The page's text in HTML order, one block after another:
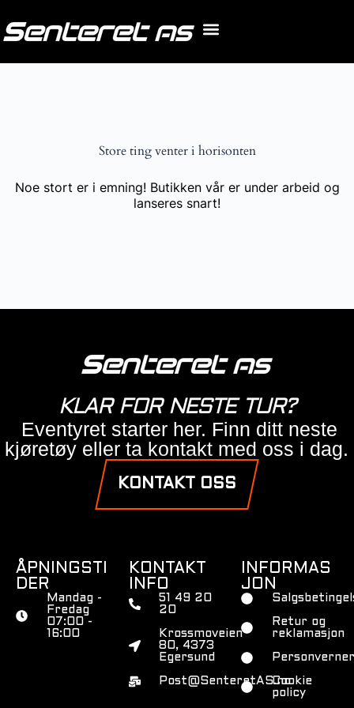
Store ting venter i horisonten
Noe stort er i emning! Butikken vår er under arbeid og
lanseres snart!
KLAR FOR NESTE TUR?
Eventyret starter her. Finn ditt neste
kjøretøy eller ta kontakt med oss i dag.
KONTAKT OSS
ÅPNINGSTI
DER
Mandag -
Fredag
07:00 -
16:00
KONTAKT
INFO
51 49 20
20
Krossmoveien
80, 4373
Egersund
Post@SenteretAS.no
INFORMAS
JON
Retur og
reklamasjon
Cookie
policy